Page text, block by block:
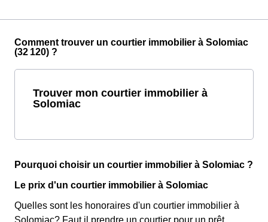
Comment trouver un courtier immobilier à Solomiac
(32 120) ?
Trouver mon courtier immobilier à
Solomiac
Pourquoi choisir un courtier immobilier à Solomiac ?
Le prix d'un courtier immobilier à Solomiac
Quelles sont les honoraires d'un courtier immobilier à
Solomiac? Faut il prendre un courtier pour un prêt